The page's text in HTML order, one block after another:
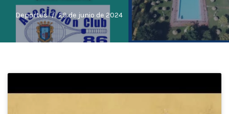
Deportes 29 de junio de 2024